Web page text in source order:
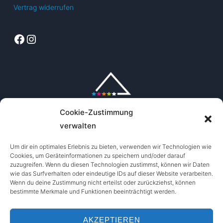
Cookie-Zustimmung
verwalten
Um dir ein optimales Erlebnis zu bieten, verwenden wir Technologien wie
Cookies, um Geräteinformationen zu speichern und/oder darauf
zuzugreifen. Wenn du diesen Technologien zustimmst, können wir Daten
wie das Surfverhalten oder eindeutige IDs auf dieser Website verarbeiten.
Wenn du deine Zustimmung nicht erteilst oder zurückziehst, können
bestimmte Merkmale und Funktionen beeinträchtigt werden.
AKZEPTIEREN
Vertrag widerrufen
Facebook
Instagram